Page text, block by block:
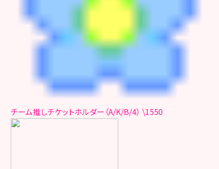
チーム推しチケットホルダー（A/K/B/4） \1550